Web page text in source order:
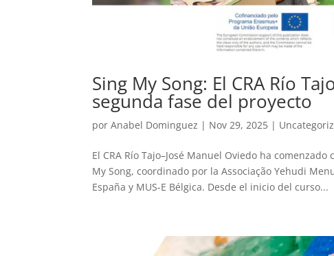
Sing My Song: El CRA Río
segunda fase del proyecto
porAnabel Dominguez | Nov 29, 2025 |
El CRA Río Tajo–José Manuel Oviedo ha
My Song, coordinado por la Associação Yehudi
España y MUS-E Bélgica. Desde el inicio del curso...